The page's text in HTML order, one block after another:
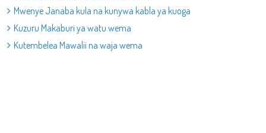
Mwenye Janaba kula na kunywa kabla ya kuoga
Kuzuru Makaburi ya watu wema
Kutembelea Mawalii na waja wema